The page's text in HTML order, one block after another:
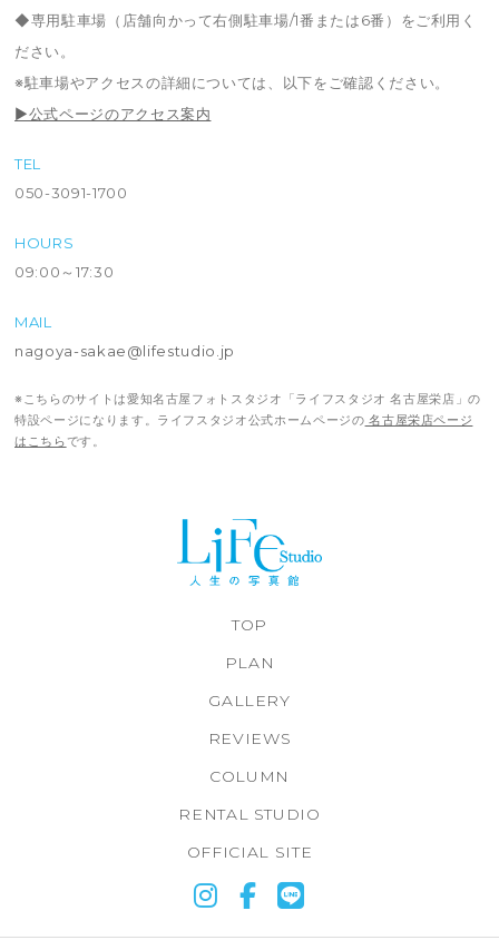
◆専用駐車場（店舗向かって右側駐車場/1番または6番）をご利用く
ださい。
※駐車場やアクセスの詳細については、以下をご確認ください。
▶公式ページのアクセス案内
TEL
050-3091-1700
HOURS
09:00～17:30
MAIL
nagoya-sakae@lifestudio.jp
※こちらのサイトは愛知名古屋フォトスタジオ「ライフスタジオ 名古屋栄店」の
特設ページになります。ライフスタジオ公式ホームページの 名古屋栄店ページ
はこちら です。
TOP
PLAN
GALLERY
REVIEWS
COLUMN
RENTAL STUDIO
OFFICIAL SITE